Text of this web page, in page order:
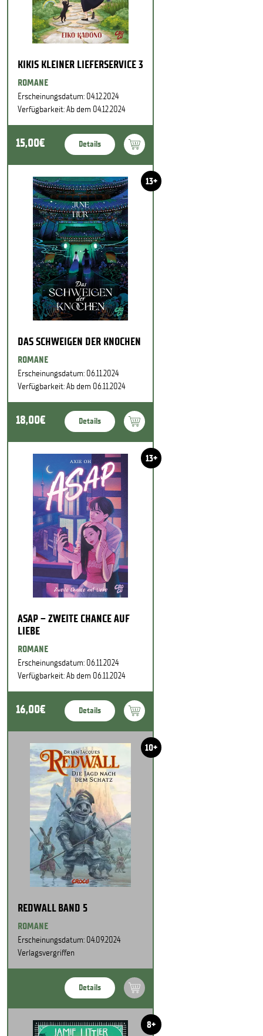
KIKIS KLEINER LIEFERSERVICE 3
ROMANE
Erscheinungsdatum: 04.12.2024
Verfügbarkeit: Ab dem 04.12.2024
15,00€ Details
13+
DAS SCHWEIGEN DER KNOCHEN
ROMANE
Erscheinungsdatum: 06.11.2024
Verfügbarkeit: Ab dem 06.11.2024
18,00€ Details
13+
ASAP – ZWEITE CHANCE AUF
LIEBE
ROMANE
Erscheinungsdatum: 06.11.2024
Verfügbarkeit: Ab dem 06.11.2024
16,00€ Details
10+
REDWALL BAND 5
ROMANE
Erscheinungsdatum: 04.09.2024
Verlagsvergriffen
Details
8+